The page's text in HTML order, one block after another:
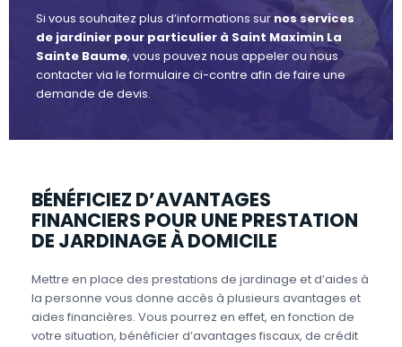
Si vous souhaitez plus d’informations sur nos services
de jardinier pour particulier à Saint Maximin La
Sainte Baume, vous pouvez nous appeler ou nous
contacter via le formulaire ci-contre afin de faire une
demande de devis.
BÉNÉFICIEZ D’AVANTAGES
FINANCIERS POUR UNE PRESTATION
DE JARDINAGE À DOMICILE
Mettre en place des prestations de jardinage et d’aides à
la personne vous donne accès à plusieurs avantages et
aides financières. Vous pourrez en effet, en fonction de
votre situation, bénéficier d’avantages fiscaux, de crédit